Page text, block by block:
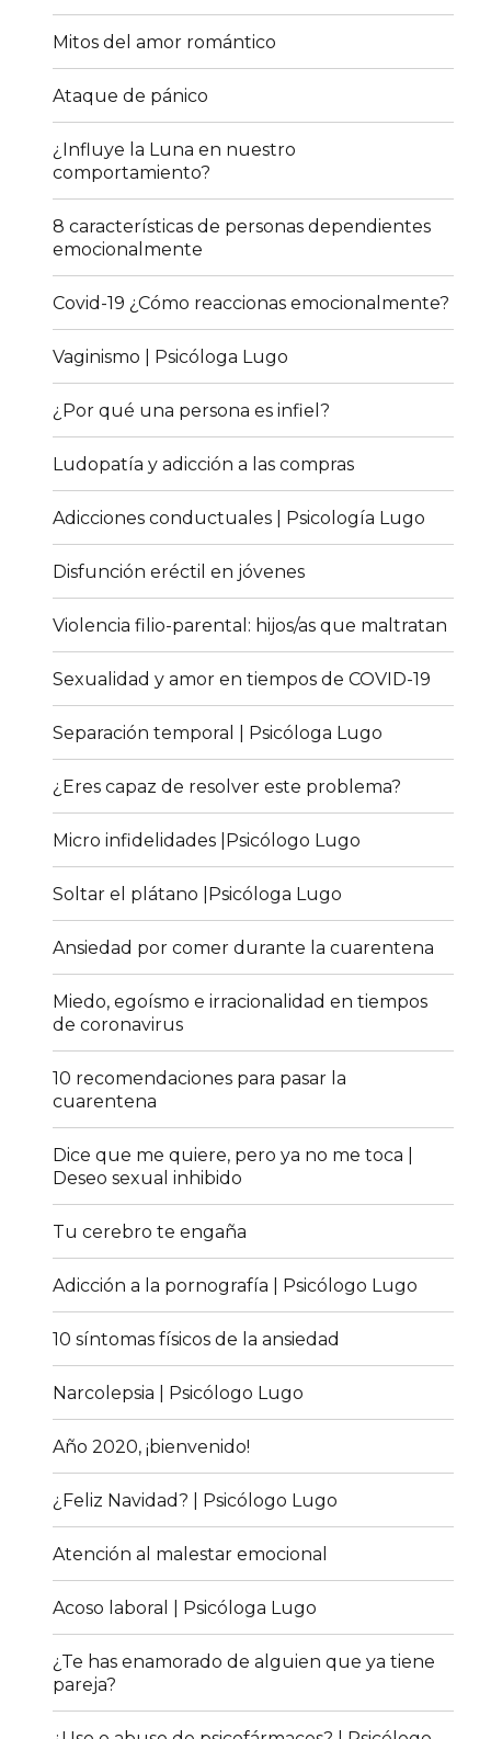
Mitos del amor romántico
Ataque de pánico
¿Influye la Luna en nuestro
comportamiento?
8 características de personas dependientes
emocionalmente
Covid-19 ¿Cómo reaccionas emocionalmente?
Vaginismo | Psicóloga Lugo
¿Por qué una persona es infiel?
Ludopatía y adicción a las compras
Adicciones conductuales | Psicología Lugo
Disfunción eréctil en jóvenes
Violencia filio-parental: hijos/as que maltratan
Sexualidad y amor en tiempos de COVID-19
Separación temporal | Psicóloga Lugo
¿Eres capaz de resolver este problema?
Micro infidelidades |Psicólogo Lugo
Soltar el plátano |Psicóloga Lugo
Ansiedad por comer durante la cuarentena
Miedo, egoísmo e irracionalidad en tiempos
de coronavirus
10 recomendaciones para pasar la
cuarentena
Dice que me quiere, pero ya no me toca |
Deseo sexual inhibido
Tu cerebro te engaña
Adicción a la pornografía | Psicólogo Lugo
10 síntomas físicos de la ansiedad
Narcolepsia | Psicólogo Lugo
Año 2020, ¡bienvenido!
¿Feliz Navidad? | Psicólogo Lugo
Atención al malestar emocional
Acoso laboral | Psicóloga Lugo
¿Te has enamorado de alguien que ya tiene
pareja?